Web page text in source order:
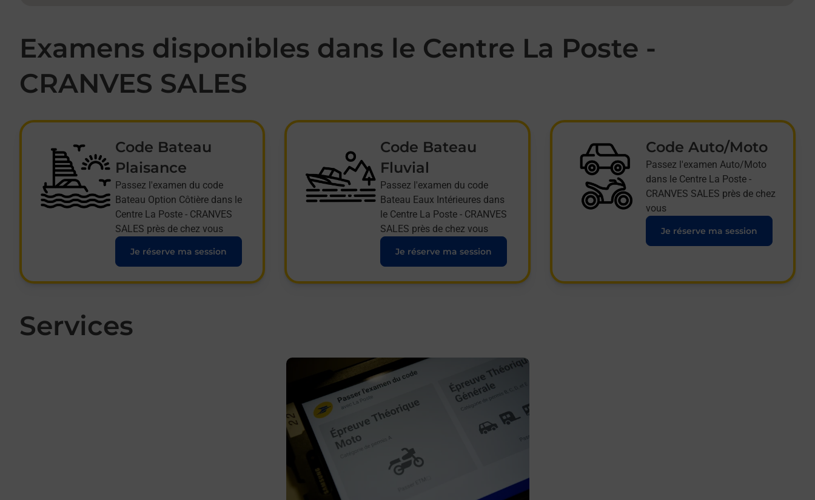
Examens disponibles dans le Centre La Poste -
CRANVES SALES
Code Bateau
Plaisance
Passez l'examen du code
Bateau Option Côtière dans le
Centre La Poste - CRANVES
SALES près de chez vous
Je réserve ma session
Code Bateau
Fluvial
Passez l'examen du code
Bateau Eaux Intérieures dans
le Centre La Poste - CRANVES
SALES près de chez vous
Je réserve ma session
Code Auto/Moto
Passez l'examen Auto/Moto
dans le Centre La Poste -
CRANVES SALES près de chez
vous
Je réserve ma session
Services
En savoir plus